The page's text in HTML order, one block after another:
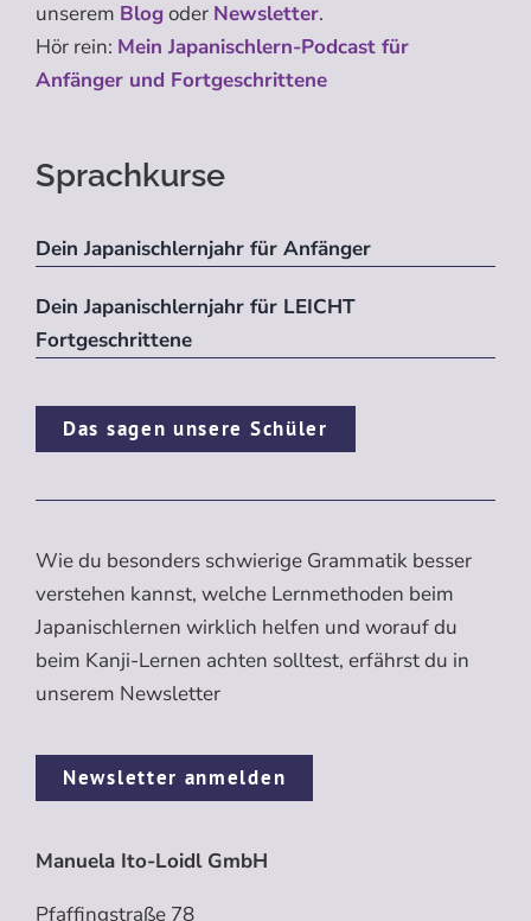
unserem Blogoder Newsletter.
Hör rein: Mein Japanischlern-Podcast für
Anfänger und Fortgeschrittene
Sprachkurse
Dein Japanischlernjahr für Anfänger
Dein Japanischlernjahr für LEICHT
Fortgeschrittene
Das sagen unsere Schüler
Wie du besonders schwierige Grammatik besser
verstehen kannst, welche Lernmethoden beim
Japanischlernen wirklich helfen und worauf du
beim Kanji-Lernen achten solltest, erfährst du in
unserem Newsletter
Newsletter anmelden
Manuela Ito-Loidl GmbH
Pfaffingstraße 78